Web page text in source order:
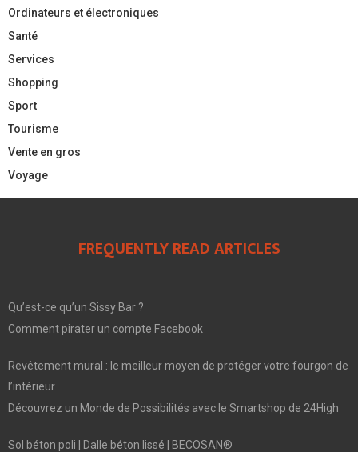
Ordinateurs et électroniques
Santé
Services
Shopping
Sport
Tourisme
Vente en gros
Voyage
FREQUENTLY READ ARTICLES
Qu’est-ce qu’un Sissy Bar ?
Comment pirater un compte Facebook
Revêtement mural : le meilleur moyen de protéger votre fourgon de
l’intérieur
Découvrez un Monde de Possibilités avec le Smartshop de 24High
Sol béton poli | Dalle béton lissé | BECOSAN®